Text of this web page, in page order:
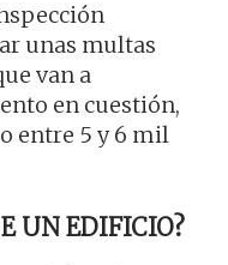
unas multas
van a
en cuestión,
entre 5 y 6 mil
UN EDIFICIO?